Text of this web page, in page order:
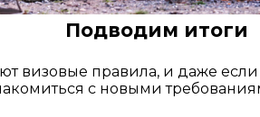
Подводим итоги
визовые правила, и даже если
с новыми